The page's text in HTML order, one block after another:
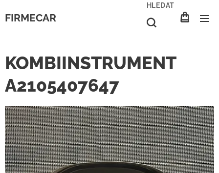
FIRMECAR
HLEDAT
KOMBIINSTRUMENT
A2105407647